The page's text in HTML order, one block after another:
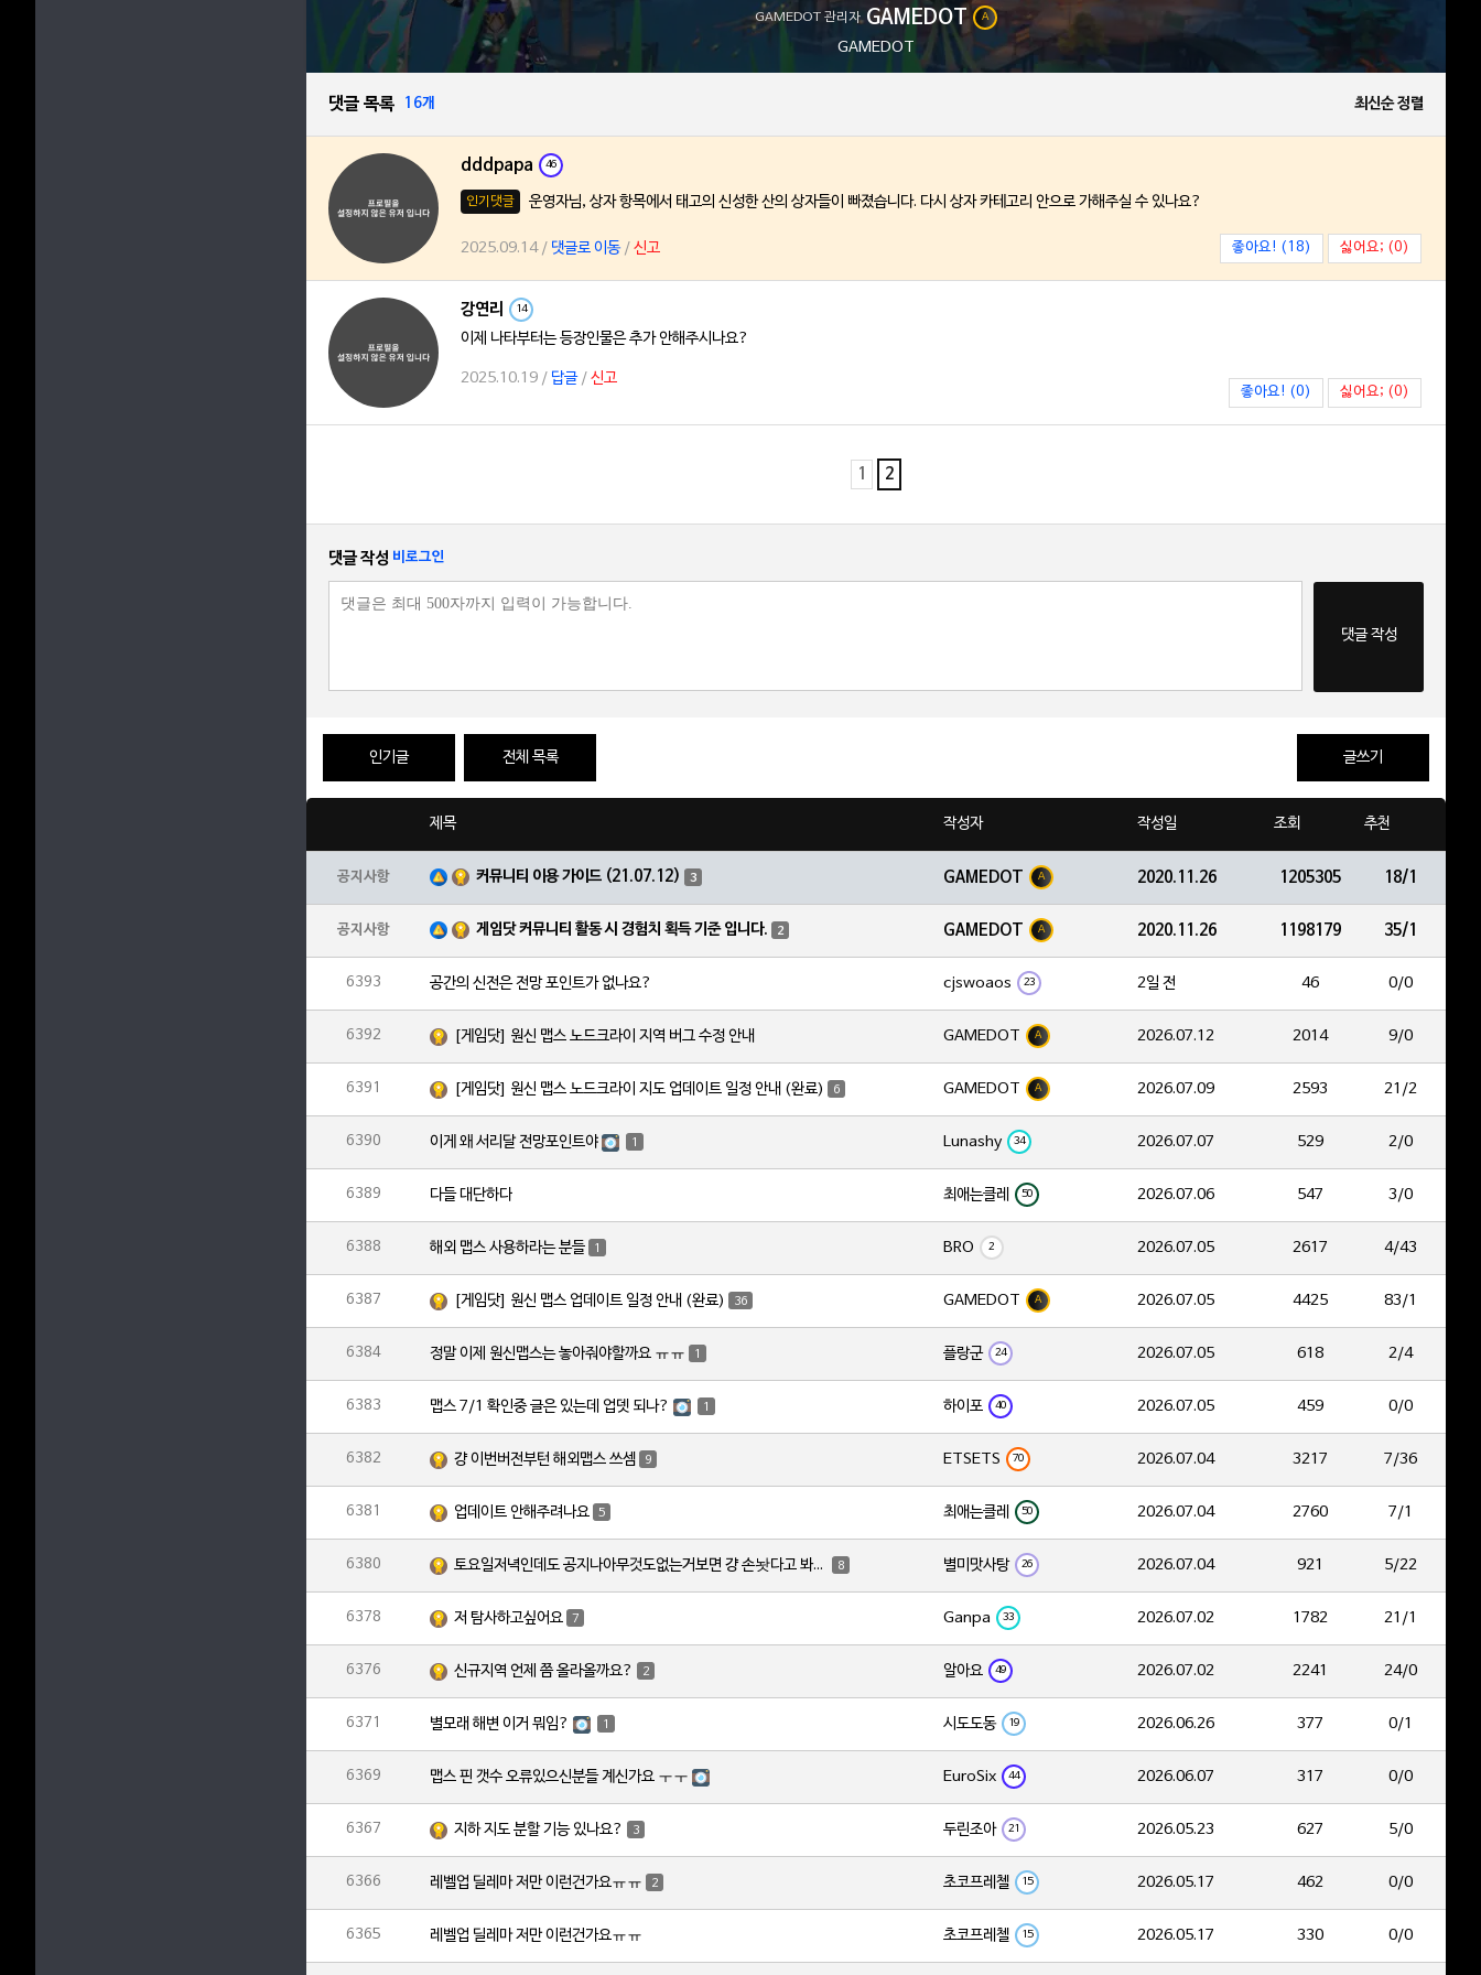
GAMEDOT 관리자 GAMEDOT A
GAMEDOT
댓글 목록 16개 최신순 정렬
dddpapa 46
인기댓글 운영자님, 상자 항목에서 태고의 신성한 산의 상자들이 빠졌습니다. 다시 상자 카테고리 안으로 가해주실 수 있나요?
2025.09.14 / 댓글로 이동/ 신고 좋아요! (18) 싫어요; (0)
강연리 14
이제 나타부터는 등장인물은 추가 안해주시나요?
2025.10.19 / 답글/ 신고
좋아요! (0) 싫어요; (0)
1 2
댓글 작성 비로그인
댓글 작성
인기글 전체 목록 글쓰기
제목 작성자 작성일 조회 추천
공지사항 커뮤니티 이용 가이드 (21.07.12) 3 GAMEDOT A 2020.11.26 1205305 18/1
공지사항 게임닷 커뮤니티 활동 시 경험치 획득 기준 입니다. 2 GAMEDOT A 2020.11.26 1198179 35/1
6393 공간의 신전은 전망 포인트가 없나요? cjswoaos 23 2일 전 46 0/0
6392 [게임닷] 원신 맵스 노드크라이 지역 버그 수정 안내 GAMEDOT A 2026.07.12 2014 9/0
6391 [게임닷] 원신 맵스 노드크라이 지도 업데이트 일정 안내 (완료) 6 GAMEDOT A 2026.07.09 2593 21/2
6390 이게 왜 서리달 전망포인트야 1 Lunashy 34 2026.07.07 529 2/0
6389 다들 대단하다 최애는클레 50 2026.07.06 547 3/0
6388 해외 맵스 사용하라는 분들 1 BRO 2 2026.07.05 2617 4/43
6387 [게임닷] 원신 맵스 업데이트 일정 안내 (완료) 36 GAMEDOT A 2026.07.05 4425 83/1
6384 정말 이제 원신맵스는 놓아줘야할까요 ㅠㅠ 1 플랑군 24 2026.07.05 618 2/4
6383 맵스 7/1 확인중 글은 있는데 업뎃 되나? 1 하이포 40 2026.07.05 459 0/0
6382 걍 이번버전부턴 해외맵스 쓰셈 9 ETSETS 70 2026.07.04 3217 7/36
6381 업데이트 안해주려나요 5 최애는클레 50 2026.07.04 2760 7/1
6380 토요일저녁인데도 공지나아무것도없는거보면 걍 손놧다고 봐야하나요? 8 별미맛사탕 26 2026.07.04 921 5/22
6378 저 탐사하고싶어요 7 Ganpa 33 2026.07.02 1782 21/1
6376 신규지역 언제 쯤 올라올까요? 2 알아요 49 2026.07.02 2241 24/0
6371 별모래 해변 이거 뭐임? 1 시도도동 19 2026.06.26 377 0/1
6369 맵스 핀 갯수 오류있으신분들 계신가요 ㅜㅜ EuroSix 44 2026.06.07 317 0/0
6367 지하 지도 분할 기능 있나요? 3 두린조아 21 2026.05.23 627 5/0
6366 레벨업 딜레마 저만 이런건가요ㅠㅠ 2 초코프레첼 15 2026.05.17 462 0/0
6365 레벨업 딜레마 저만 이런건가요ㅠㅠ 초코프레첼 15 2026.05.17 330 0/0